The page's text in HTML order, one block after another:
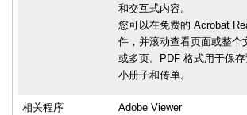
和交互式内容。
您可以在免费的 Acrobat
件，并滚动查看页面或整个
或多页。PDF 格式用于保存
小册子和传单。
相关程序
Adobe Viewer